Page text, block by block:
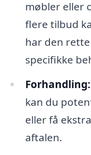
møbler eller
flere tilbud
har den
specifikke
Forhandling:
kan du
eller få
aftalen.